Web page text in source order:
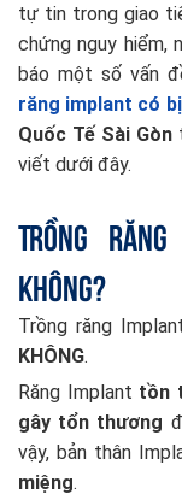
tự tin trong giao
chứng nguy hiểm,
báo một số vấn
răng implant có
Quốc Tế Sài Gòn
viết dưới đây.
Trồng
không?
Trồng răng
KHÔNG.
Răng Implant tồn
gây tổn thương
vậy, bản thân
miệng.